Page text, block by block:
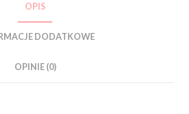
OPIS
DODATKOWE
OPINIE (0)